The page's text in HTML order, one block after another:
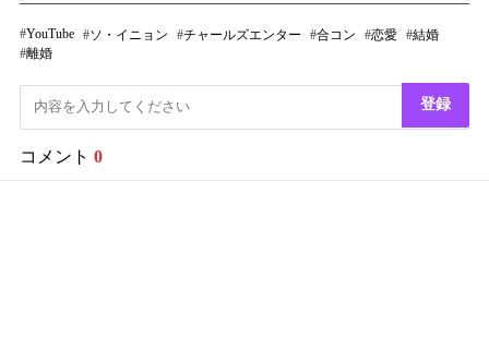
YouTube ソ・イニョン チャールズエンター 合コン 恋愛
結婚
離婚
登録
コメント 0